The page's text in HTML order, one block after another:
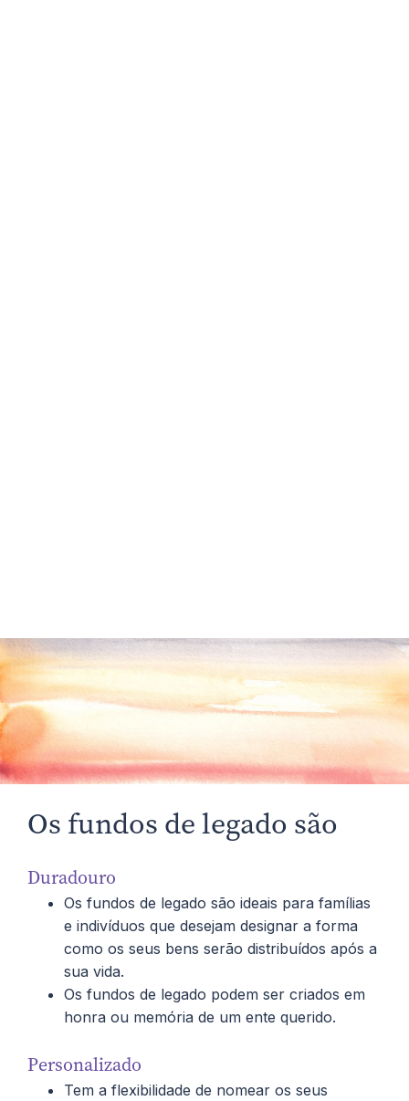
alternativa, pode optar por não participar
nestes eventos.
Os fundos de legado são
Duradouro
Os fundos de legado são ideais para famílias
e indivíduos que desejam designar a forma
como os seus bens serão distribuídos após a
sua vida.
Os fundos de legado podem ser criados em
honra ou memória de um ente querido.
Personalizado
Tem a flexibilidade de nomear os seus